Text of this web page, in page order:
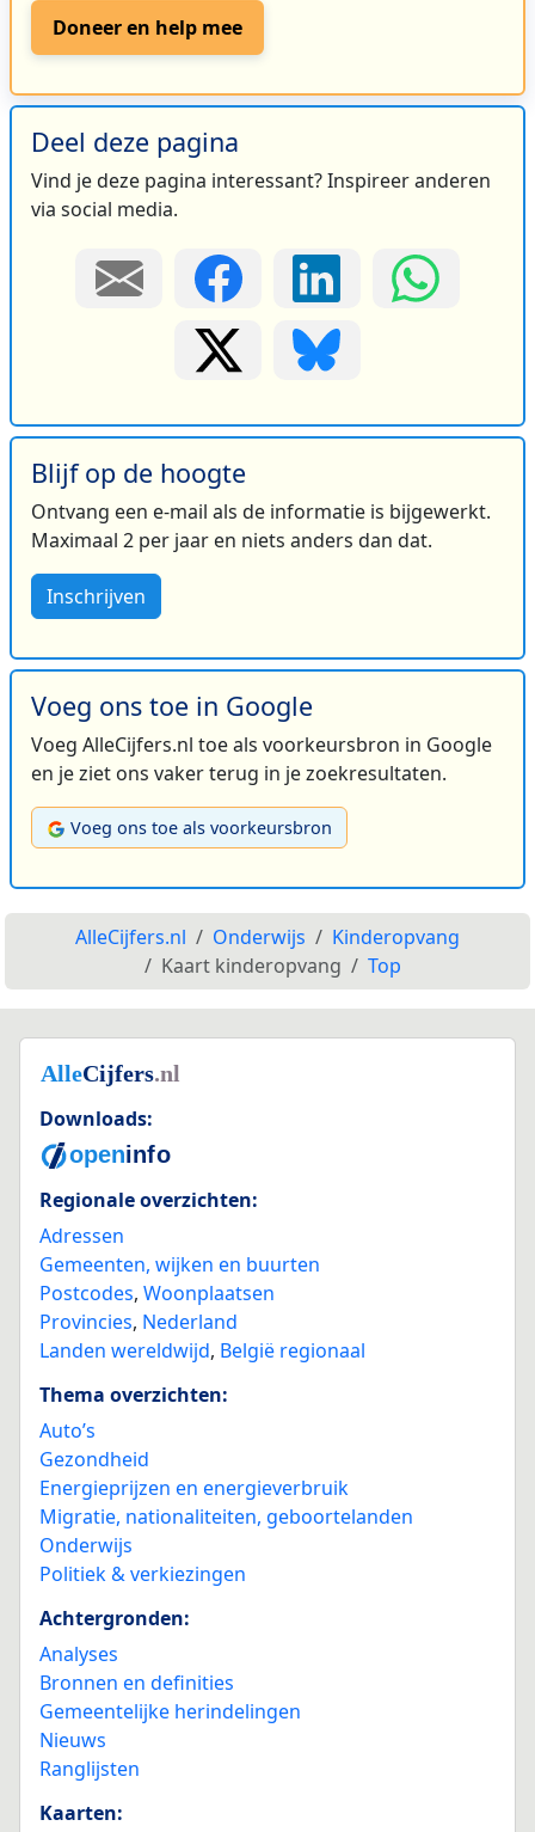
Doneer en help mee
Deel deze pagina
Vind je deze pagina interessant? Inspireer anderen
via social media.
Blijf op de hoogte
Ontvang een e-mail als de informatie is bijgewerkt.
Maximaal 2 per jaar en niets anders dan dat.
Inschrijven
Voeg ons toe in Google
Voeg AlleCijfers.nl toe als voorkeursbron in Google
en je ziet ons vaker terug in je zoekresultaten.
Voeg ons toe als voorkeursbron
AlleCijfers.nl Onderwijs
Kinderopvang
Kaart kinderopvang
Top
Downloads:
Regionale overzichten:
Adressen
Gemeenten, wijken en buurten
Postcodes, Woonplaatsen
Provincies, Nederland
Landen wereldwijd, België regionaal
Thema overzichten:
Auto’s
Gezondheid
Energieprijzen en energieverbruik
Migratie, nationaliteiten, geboortelanden
Onderwijs
Politiek & verkiezingen
Achtergronden:
Analyses
Bronnen en definities
Gemeentelijke herindelingen
Nieuws
Ranglijsten
Kaarten: